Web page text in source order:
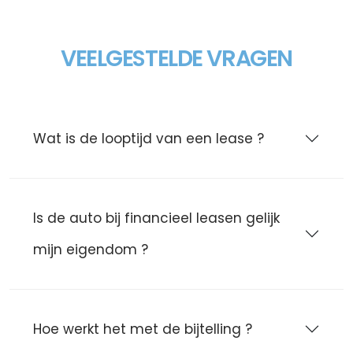
VEELGESTELDE VRAGEN
Wat is de looptijd van een lease ?
Is de auto bij financieel leasen gelijk
mijn eigendom ?
Hoe werkt het met de bijtelling ?